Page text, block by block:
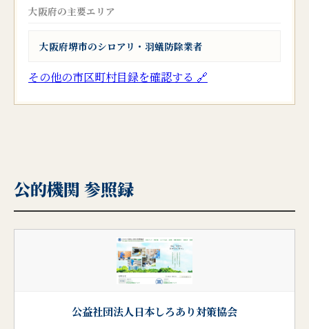
大阪府の主要エリア
大阪府堺市のシロアリ・羽蟻防除業者
その他の市区町村目録を確認する 🔗
公的機関 参照録
公益社団法人日本しろあり対策協会